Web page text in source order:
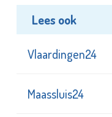
Lees ook
Vlaardingen24
Maassluis24